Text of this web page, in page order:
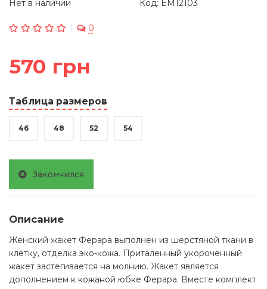
Нет в наличии Код: EM12103
0
570 грн
Таблица размеров
46 48 52 54
Закончился
Описание
Женский жакет Ферара выполнен из шерстяной ткани в
клетку, отделка эко-кожа. Приталенный укороченный
жакет застёгивается на молнию. Жакет является
дополнением к кожаной юбке Ферара. Вместе комплект